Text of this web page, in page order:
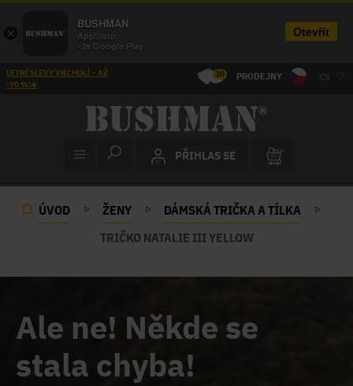
LETNÍ SLEVY VRCHOLÍ – AŽ
-70 %!☀️
30 PRODEJNY CS
PŘIHLAS SE
ÚVOD ŽENY
DÁMSKÁ TRIČKA A TÍLKA
TRIČKO NATALIE III YELLOW
Ale ne! Někde se
stala chyba!
×
BUSHMAN
AppSisto
- In Google Play
Otevřít